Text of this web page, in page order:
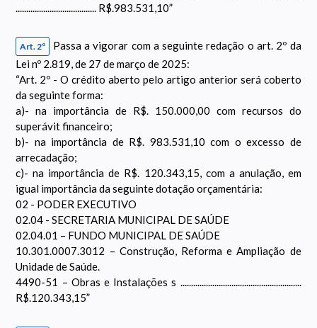
...................................... R$.983.531,10”
Art. 2º
Passa a vigorar com a seguinte redação o art. 2º da
Lei nº 2.819, de 27 de março de 2025:
“Art. 2º - O crédito aberto pelo artigo anterior será coberto
da seguinte forma:
a)- na importância de R$. 150.000,00 com recursos do
superávit financeiro;
b)- na importância de R$. 983.531,10 com o excesso de
arrecadação;
c)- na importância de R$. 120.343,15, com a anulação, em
igual importância da seguinte dotação orçamentária:
02 - PODER EXECUTIVO
02.04 - SECRETARIA MUNICIPAL DE SAÚDE
02.04.01 – FUNDO MUNICIPAL DE SAÚDE
10.301.0007.3012 – Construção, Reforma e Ampliação de
Unidade de Saúde.
4490-51 – Obras e Instalações s .........................................................
R$.120.343,15”